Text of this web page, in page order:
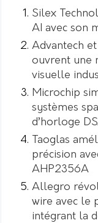
Silex
AI avec son
Advantech
ouvrent une
visuelle
Microchip
systèmes
d’horloge
Taoglas
précision
AHP2356A
Allegro
wire avec le
intégrant la